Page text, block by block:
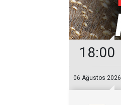
18:00
06 Ağustos 2026